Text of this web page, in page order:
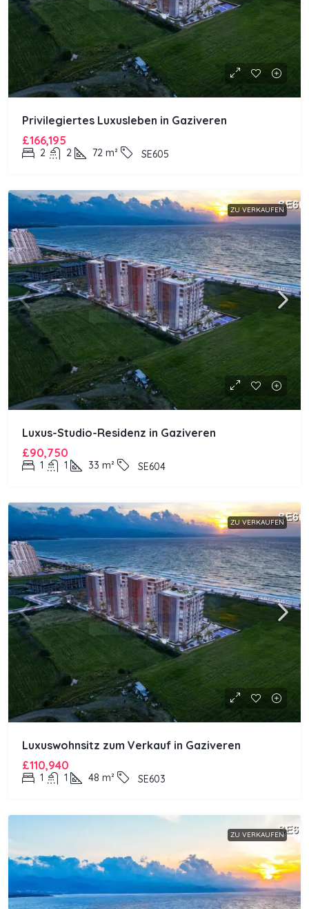
Privilegiertes Luxusleben in Gaziveren
£166,195
2 2 72 m² SE605
ZU VERKAUFEN
Luxus-Studio-Residenz in Gaziveren
£90,750
1 1 33 m² SE604
ZU VERKAUFEN
Luxuswohnsitz zum Verkauf in Gaziveren
£110,940
1 1 48 m² SE603
ZU VERKAUFEN